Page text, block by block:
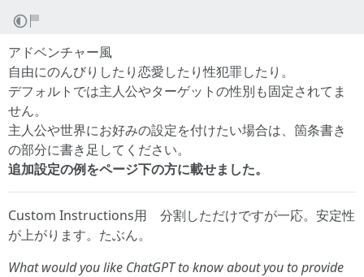
アドベンチャー風
自由にのんびりしたり恋愛したり性犯罪したり。
デフォルトでは主人公やターゲットの性別も固定されてま
せん。
主人公や世界にお好みの設定を付けたい場合は、箇条書き
の部分に書き足してください。
追加設定の例をページ下の方に載せました。
Custom Instructions用 分割しただけですが一応。安定性
が上がります。たぶん。
What would you like ChatGPT to know about you to provide